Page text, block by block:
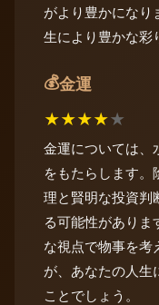
がより豊かになり
生により豊かな彩
💰金運
★★★★★
金運については、
をもたらします。
理と賢明な投資判
る可能性がありま
な視点で物事を考
が、あなたの人生
ことでしょう。